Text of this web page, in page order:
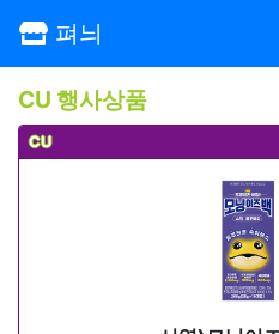
펴늬
CU 행사상품
CU